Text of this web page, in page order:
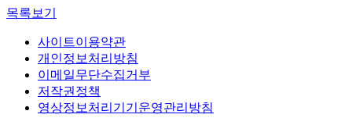
목록보기
사이트이용약관
개인정보처리방침
이메일무단수집거부
저작권정책
영상정보처리기기운영관리방침